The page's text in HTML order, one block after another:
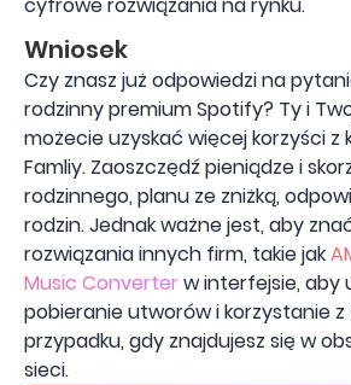
Wniosek
Czy znasz już odpowiedzi na
rodzinny premium Spotify? Ty i
możecie uzyskać więcej korzyści z
Famliy. Zaoszczędź pieniądze i
rodzinnego, planu ze zniżką,
rodzin. Jednak ważne jest, aby
rozwiązania innych firm, takie jak
Music Converter w interfejsie, aby
pobieranie utworów i korzystanie
przypadku, gdy znajdujesz się w
sieci.